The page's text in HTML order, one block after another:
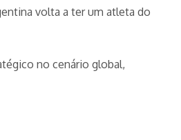
volta a ter um atleta do
no cenário global,